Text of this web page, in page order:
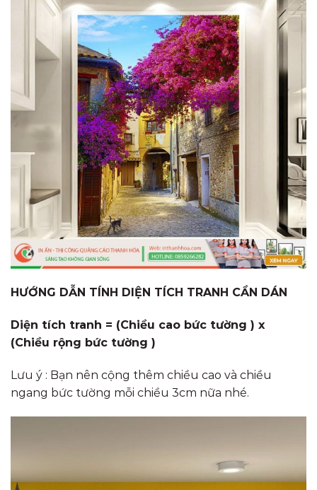
HƯỚNG DẪN TÍNH DIỆN TÍCH TRANH CẦN DÁN
Diện tích tranh = (Chiều cao bức tường ) x
(Chiều rộng bức tường )
Lưu ý : Bạn nên cộng thêm chiều cao và chiều
ngang bức tường mỗi chiều 3cm nữa nhé.